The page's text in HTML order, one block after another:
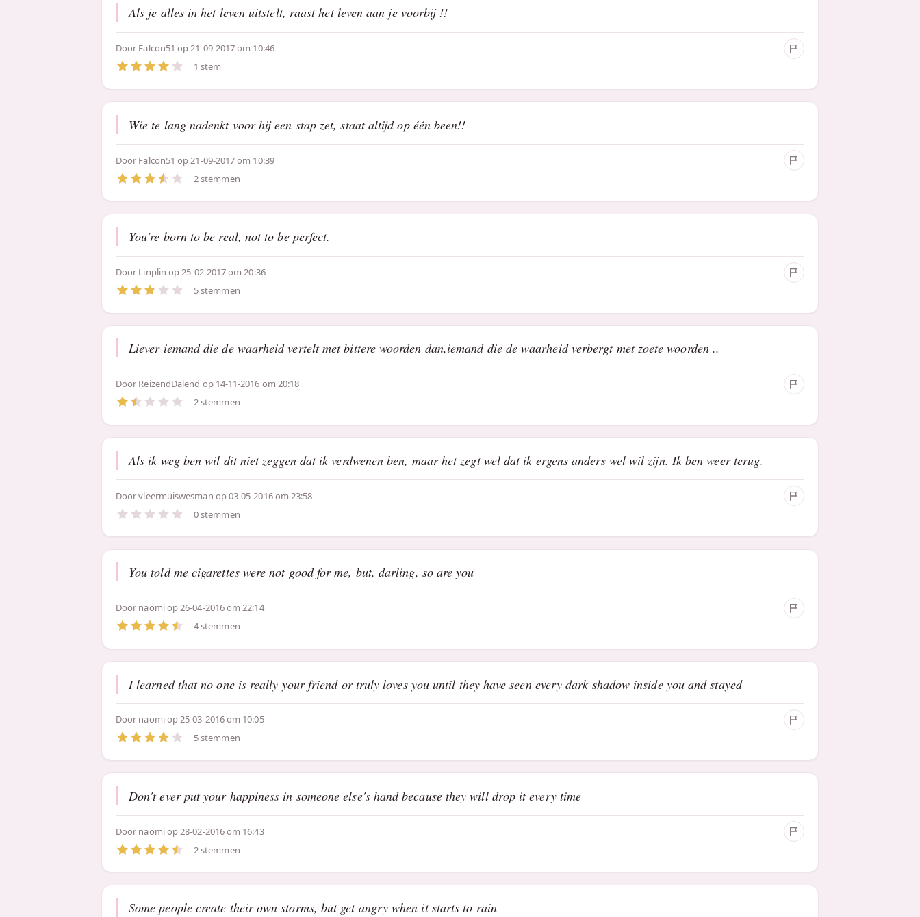
Als je alles in het leven uitstelt, raast het leven aan je voorbij !!
Door Falcon51 op 21-09-2017 om 10:46
1 stem
Wie te lang nadenkt voor hij een stap zet, staat altijd op één been!!
Door Falcon51 op 21-09-2017 om 10:39
2 stemmen
You're born to be real, not to be perfect.
Door Linplin op 25-02-2017 om 20:36
5 stemmen
Liever iemand die de waarheid vertelt met bittere woorden dan,iemand die de waarheid verbergt met zoete woorden ..
Door ReizendDalend op 14-11-2016 om 20:18
2 stemmen
Als ik weg ben wil dit niet zeggen dat ik verdwenen ben, maar het zegt wel dat ik ergens anders wel wil zijn. Ik ben weer terug.
Doorvleermuiswesman op 03-05-2016 om 23:58
0 stemmen
You told me cigarettes were not good for me, but, darling, so are you
Door naomiop 26-04-2016 om 22:14
4 stemmen
I learned that no one is really your friend or truly loves you until they have seen every dark shadow inside you and stayed
Door naomiop 25-03-2016 om 10:05
5 stemmen
Don't ever put your happiness in someone else's hand because they will drop it every time
Door naomiop 28-02-2016 om 16:43
2 stemmen
Some people create their own storms, but get angry when it starts to rain